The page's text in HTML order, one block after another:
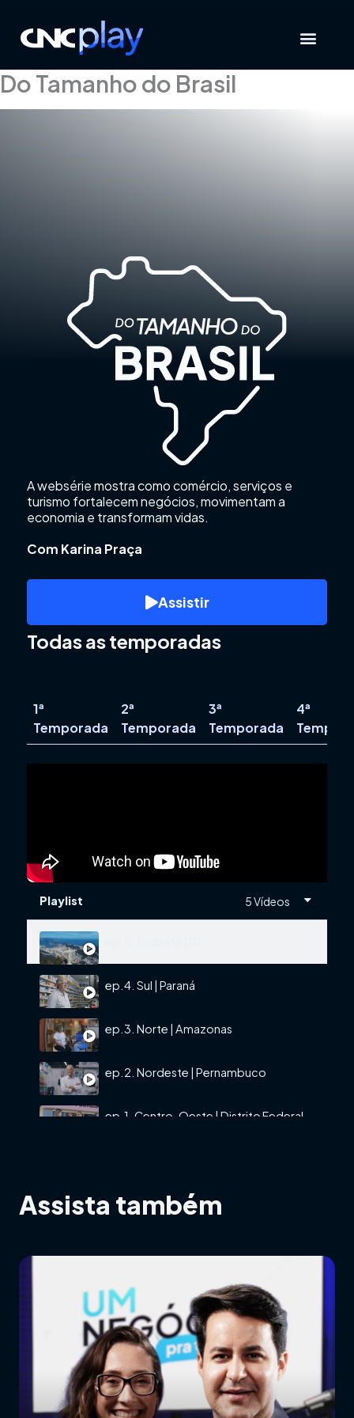
Do Tamanho do Brasil
A websérie mostra como comércio, serviços e
turismo fortalecem negócios, movimentam a
economia e transformam vidas.
Com Karina Praça
Assistir
Todas as temporadas
1ª
Temporada
2ª
Temporada
3ª
Temporada
4ª
Playlist 5 Vídeos
ep.4. Sul | Paraná
ep.3. Norte | Amazonas
ep.2. Nordeste | Pernambuco
ep.1. Centro-Oeste | Distrito Federal
Assista também